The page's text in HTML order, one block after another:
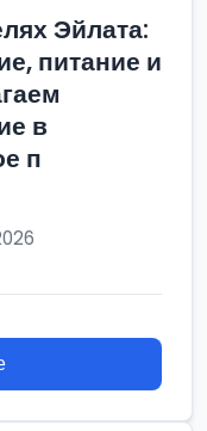
Эйлата:
питание и
в
п